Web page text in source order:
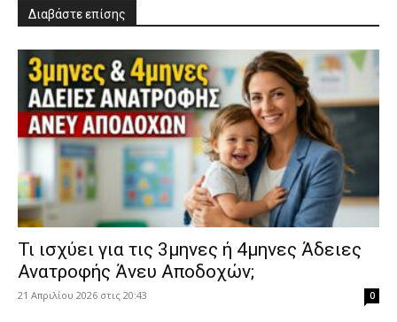
Διαβάστε επίσης
​Τι ισχύει για τις 3μηνες ή 4μηνες Άδειες
Ανατροφής Άνευ Αποδοχών;
21 Απριλίου 2026 στις 20:43 0